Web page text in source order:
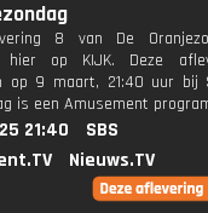
8 van De
hier op KIJK. Deze
op 9 maart, 21:40 uur bij
is een Amusement
21:40
SBS
Nieuws.TV